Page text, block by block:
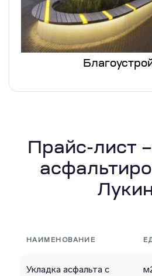
Прайс-лист
НАИМЕНОВАНИЕ
Укладка асфальта с